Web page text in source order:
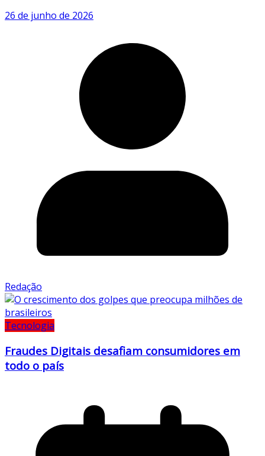
26 de junho de 2026
Redação
Tecnologia
Fraudes Digitais desafiam consumidores em
todo o país